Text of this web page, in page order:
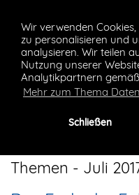
Wir verwenden
zu personalisieren und
analysieren. Wir teilen
Nutzung unserer
Analytikpartnern
Mehr zum Thema
Schließen
Themen - Juli